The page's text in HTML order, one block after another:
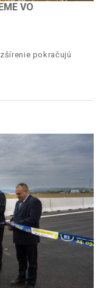
VO
pokračujú